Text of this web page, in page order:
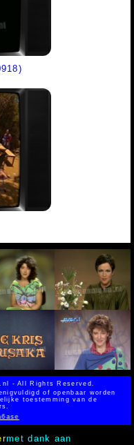
- All Rights Reserved.
of openbaar worden
toestemming van de
met dank aan